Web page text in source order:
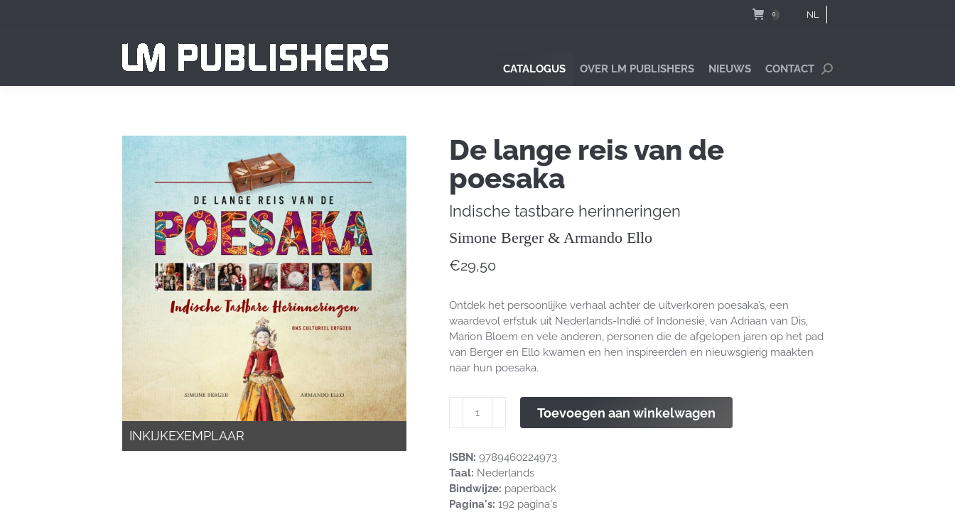
0 NL
CATALOGUS OVER LM PUBLISHERS NIEUWS CONTACT Search:
INKIJKEXEMPLAAR
De lange reis van de
poesaka
Indische tastbare herinneringen
Simone Berger & Armando Ello
€29,50
Ontdek het persoonlijke verhaal achter de uitverkoren poesaka’s, een
waardevol erfstuk uit Nederlands-Indië of Indonesië, van Adriaan van Dis,
Marion Bloem en vele anderen, personen die de afgelopen jaren op het pad
van Berger en Ello kwamen en hen inspireerden en nieuwsgierig maakten
naar hun poesaka.
van
de
Poesaka
aantal
Toevoegen aan winkelwagen
ISBN: 9789460224973
Taal: Nederlands
Bindwijze: paperback
Pagina's: 192 pagina's